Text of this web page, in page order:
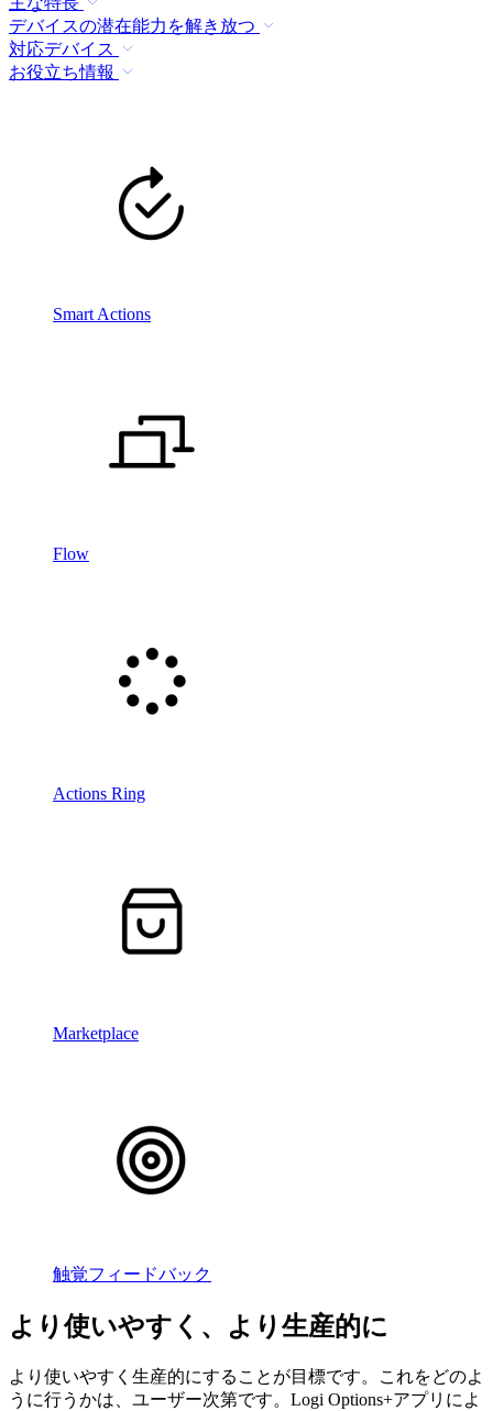
デバイスの潜在能力を解き放つ
対応デバイス
お役立ち情報
Smart Actions
Flow
Actions Ring
Marketplace
触覚フィードバック
より使いやすく、より生産的に
より使いやすく生産的にすることが目標です。これをどのよ
うに行うかは、ユーザー次第です。Logi Options+アプリによ